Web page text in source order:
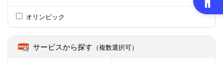
オリンピック
サービスから探す （複数選択可）